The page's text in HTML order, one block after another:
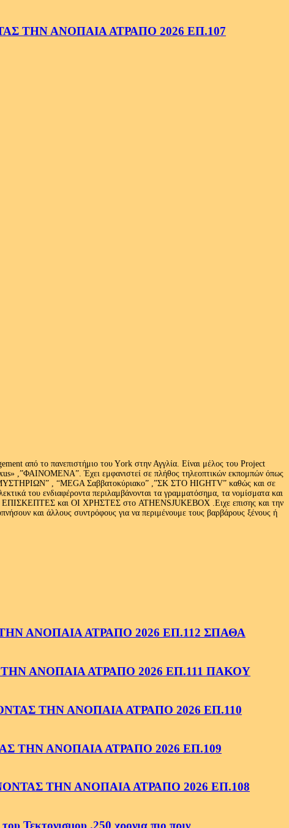
ΤΗΝ ΑΝΟΠΑΙΑ ΑΤΡΑΠΟ 2026 ΕΠ.107
από το πανεπιστήμιο του Υork στην Αγγλία. Είναι μέλος του Project
,”ΦΑΙΝΟΜΕΝΑ”. Έχει εμφανιστεί σε πλήθος τηλεοπτικών εκπομπών όπως
, “MEGA Σαββατοκύριακο” ,”ΣΚ ΣΤΟ HIGHTV” καθώς και σε
του ενδιαφέροντα περιλαμβάνονται τα γραμματόσημα, τα νομίσματα και
ΕΠΙΣΚΕΠΤΕΣ και ΟΙ ΧΡΗΣΤΕΣ στο ATHENSJUKEBOX .Ειχε επισης και την
και άλλους συντρόφους για να περιμένουμε τους βαρβάρους ξένους ή
ΑΝΟΠΑΙΑ ΑΤΡΑΠΟ 2026 ΕΠ.112 ΣΠΑΘΑ
ΑΝΟΠΑΙΑ ΑΤΡΑΠΟ 2026 ΕΠ.111 ΠΑΚΟΥ
ΤΗΝ ΑΝΟΠΑΙΑ ΑΤΡΑΠΟ 2026 ΕΠ.110
ΤΗΝ ΑΝΟΠΑΙΑ ΑΤΡΑΠΟ 2026 ΕΠ.109
ΤΗΝ ΑΝΟΠΑΙΑ ΑΤΡΑΠΟ 2026 ΕΠ.108
.250 χρονια πιο πριν